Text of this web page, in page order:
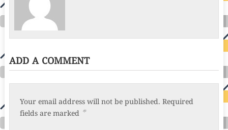
ADD A COMMENT
Your email address will not be published. Required
fields are marked *